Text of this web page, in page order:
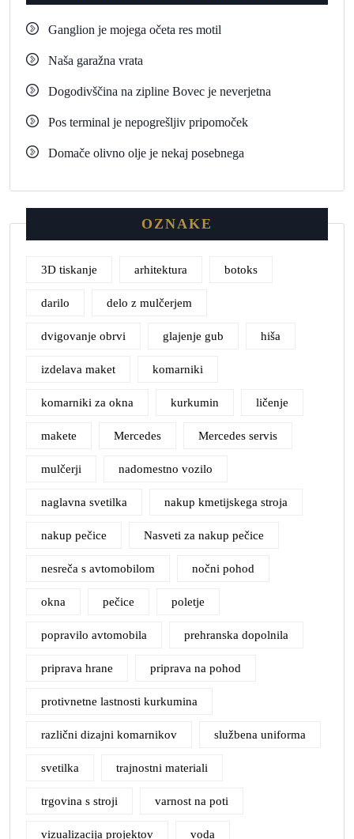
Ganglion je mojega očeta res motil
Naša garažna vrata
Dogodivščina na zipline Bovec je neverjetna
Pos terminal je nepogrešljiv pripomoček
Domače olivno olje je nekaj posebnega
OZNAKE
3D tiskanje arhitektura botoks
darilo delo z mulčerjem
dvigovanje obrvi glajenje gub hiša
izdelava maket komarniki
komarniki za okna kurkumin ličenje
makete Mercedes Mercedes servis
mulčerji nadomestno vozilo
naglavna svetilka nakup kmetijskega stroja
nakup pečice Nasveti za nakup pečice
nesreča s avtomobilom nočni pohod
okna pečice poletje
popravilo avtomobila prehranska dopolnila
priprava hrane priprava na pohod
protivnetne lastnosti kurkumina
različni dizajni komarnikov službena uniforma
svetilka trajnostni materiali
trgovina s stroji varnost na poti
vizualizacija projektov voda